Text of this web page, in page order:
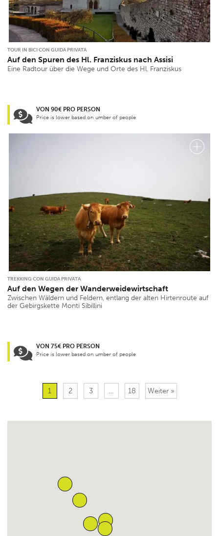
TOUR IN BICI CON GUIDA PRIVATA
Auf den Spuren des Hl. Franziskus nach Assisi
Eine Radtour über die Wege und Orte des Hl. Franziskus
VON 90€ PRO PERSON
Price is lower based on umber of people
TREKKING CON GUIDA PRIVATA
Auf den Wegen der Wanderweidewirtschaft
Zwischen Wäldern und Feldern, entlang der alten Hirtenroute auf
der Gebirgskette Monti Sibillini
VON 75€ PRO PERSON
Price is lower based on umber of people
1 2 3 … 18 Weiter »